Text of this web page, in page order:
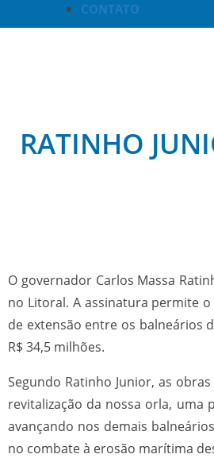
CONTATO
RATINHO
O governador Carlos Massa
no Litoral. A assinatura permite
de extensão entre os balneários
R$ 34,5 milhões.
Segundo Ratinho Junior, as
revitalização da nossa orla,
avançando nos demais
no combate à erosão marítima